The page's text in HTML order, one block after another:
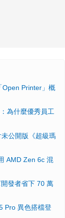
Open Printer」概
為什麼優秀員工
公開版《超級瑪
AMD Zen 6c 混
發者省下 70 萬
Pro 異色搭檔登